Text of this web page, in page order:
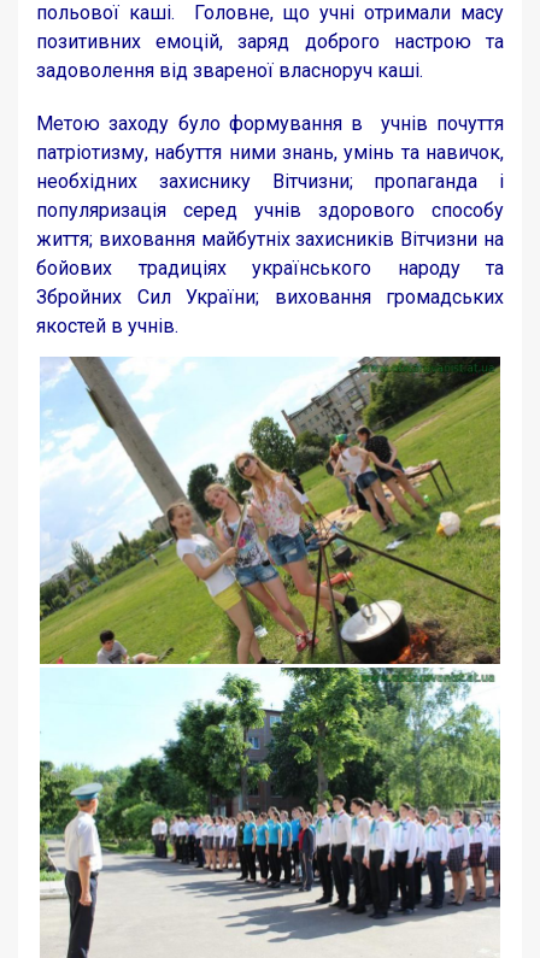
польової каші. Головне, що учні отримали масу
позитивних емоцій, заряд доброго настрою та
задоволення від звареної власноруч каші.
Метою заходу було формування в учнів почуття
патріотизму, набуття ними знань, умінь та навичок,
необхідних захиснику Вітчизни; пропаганда і
популяризація серед учнів здорового способу
життя; виховання майбутніх захисників Вітчизни на
бойових традиціях українського народу та
Збройних Сил України; виховання громадських
якостей в учнів.